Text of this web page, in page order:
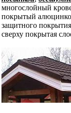
многослойный
покрытый
защитного
сверху покрытая